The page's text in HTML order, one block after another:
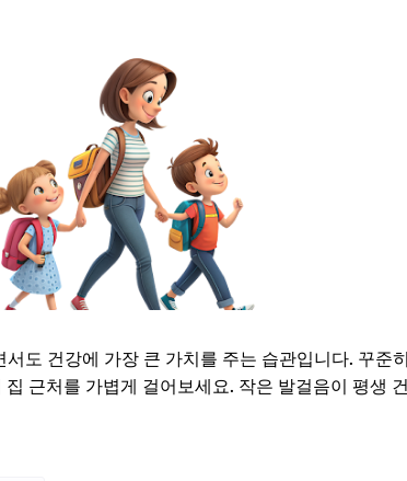
도 건강에 가장 큰 가치를 주는 습관입니다. 꾸준
근처를 가볍게 걸어보세요. 작은 발걸음이 평생